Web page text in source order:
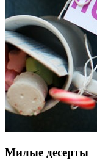
Милые десерты